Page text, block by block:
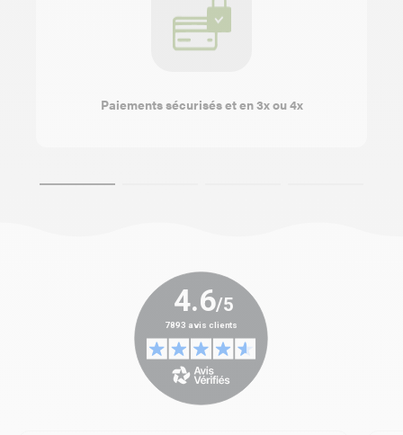
Paiements sécurisés et en 3x ou 4x